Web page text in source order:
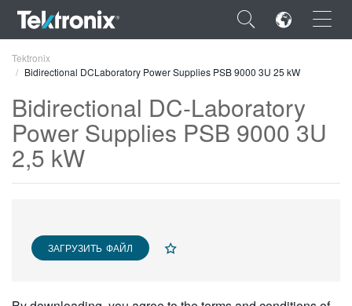
×
ENGLISH
FRANÇAIS
VIỆT NAM
Tektronix
Bidirectional DCLaboratory Power Supplies PSB 9000 3U 25 kW
Bidirectional DC-Laboratory
Power Supplies PSB 9000 3U
2,5 kW
ЗАГРУЗИТЬ ФАЙЛ